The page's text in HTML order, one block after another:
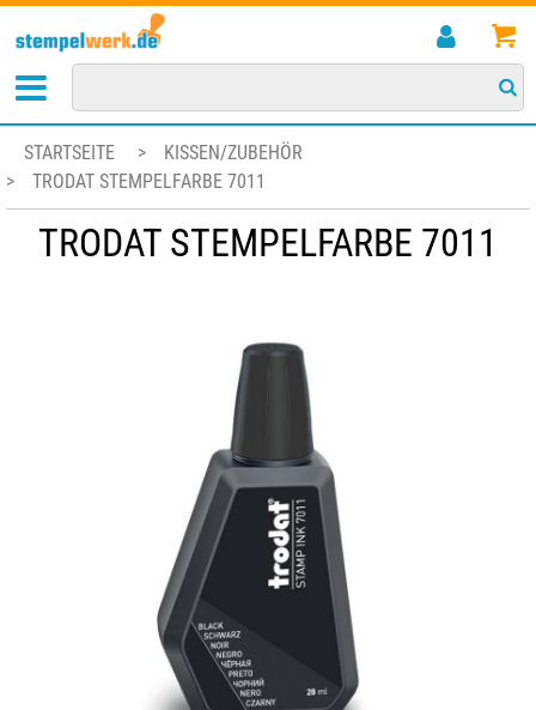
STARTSEITE >
KISSEN/ZUBEHÖR
>
TRODAT STEMPELFARBE 7011
TRODAT STEMPELFARBE 7011